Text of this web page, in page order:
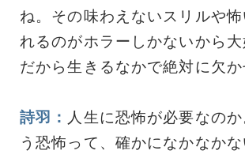
ね。その味わえないスリルや怖
れるのがホラーしかないから大
だから生きるなかで絶対に欠か
詩羽： 人生に恐怖が必要なの
う恐怖って、確かになかなか